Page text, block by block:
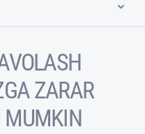
ZARAR
MUMKIN